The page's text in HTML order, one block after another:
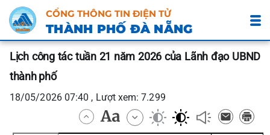
CỔNG THÔNG TIN ĐIỆN TỬ
THÀNH PHỐ ĐÀ NẴNG
Lịch công tác tuần 21 năm 2026 của Lãnh đạo UBND
thành phố
18/05/2026 07:40 , Lượt xem: 7.299